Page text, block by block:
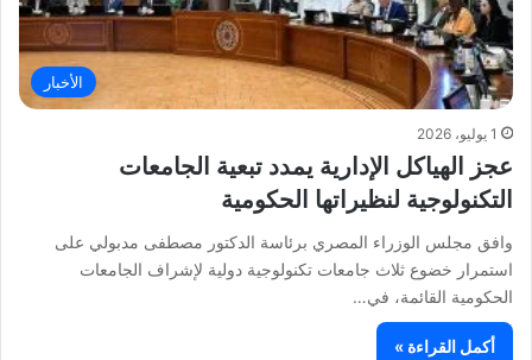
الأخبار
1 يوليو، 2026
عجز الهياكل الإدارية يمدد تبعية الجامعات
التكنولوجية لنظيراتها الحكومية
وافق مجلس الوزراء المصري برئاسة الدكتور مصطفى مدبولي على
استمرار خضوع ثلاث جامعات تكنولوجية دولية لإشراف الجامعات
الحكومية القائمة، في…
أكمل القراءة »